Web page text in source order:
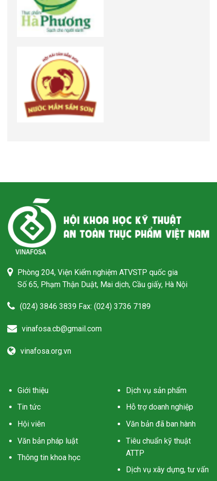
Phòng 204, Viện Kiểm nghiệm ATVSTP quốc gia
Số 65, Phạm Thận Duật, Mai dịch, Cầu giấy, Hà Nội
(024) 3846 3839 Fax: (024) 3736 7189
vinafosa.cb@gmail.com
vinafosa.org.vn
Giới thiệu
Tin tức
Hội viên
Văn bản pháp luật
Thông tin khoa học
Dịch vụ sản phẩm
Hỗ trợ doanh nghiệp
Văn bản đã ban hành
Tiêu chuẩn kỹ thuật
ATTP
Dịch vụ xây dựng, tư vấn